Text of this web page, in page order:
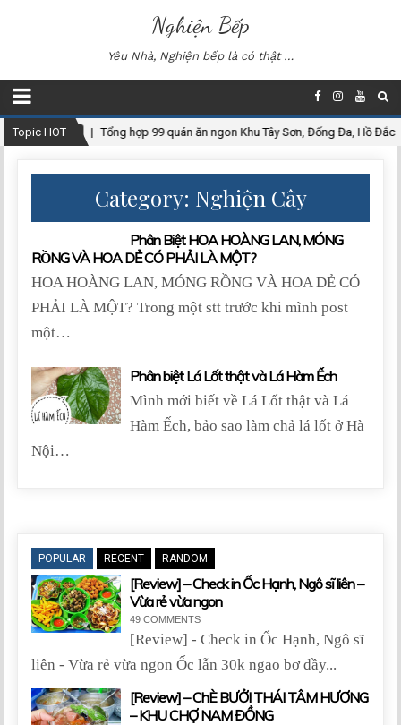
Nghiện Bếp
Yêu Nhà, Nghiện bếp là có thật …
Topic HOT
2020-12-27 Tổng hợp 99 quán ăn ngon Khu Tây Sơn, Đống Đa, Hồ Đắc
Category: Nghiện Cây
Phân Biệt HOA HOÀNG LAN, MÓNG
RỒNG VÀ HOA DẺ CÓ PHẢI LÀ MỘT?
HOA HOÀNG LAN, MÓNG RỒNG VÀ HOA DẺ CÓ
PHẢI LÀ MỘT? Trong một stt trước khi mình post
một…
Phân biệt Lá Lốt thật và Lá Hàm Ếch
Mình mới biết về Lá Lốt thật và Lá
Hàm Ếch, bảo sao làm chả lá lốt ở Hà
Nội…
POPULAR RECENT RANDOM
[Review] – Check in Ốc Hạnh, Ngô sĩ liên –
Vừa rẻ vừa ngon
49 COMMENTS
[Review] - Check in Ốc Hạnh, Ngô sĩ
liên - Vừa rẻ vừa ngon Ốc lẫn 30k ngao bơ đầy...
[Review] – ChÈ BƯỞI THÁI TÂM HƯƠNG
– KHU CHỢ NAM ĐỒNG